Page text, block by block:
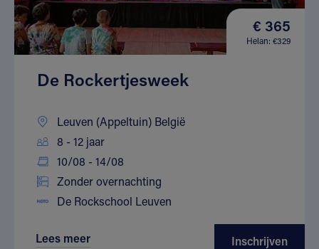
€ 365
Helan: €329
De Rockertjesweek
Leuven (Appeltuin) België
8 - 12 jaar
10/08 - 14/08
Zonder overnachting
De Rockschool Leuven
Lees meer Inschrijven